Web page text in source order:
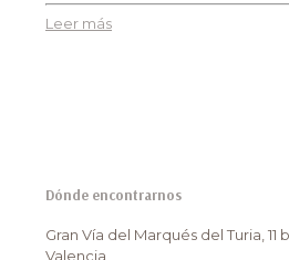
Leer más
Dónde encontrarnos
Gran Vía del Marqués del Turia, 11
Valencia